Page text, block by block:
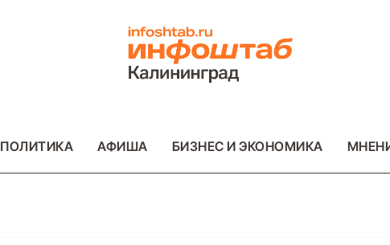
ПОЛИТИКА АФИША БИЗНЕС И ЭКОНОМИКА